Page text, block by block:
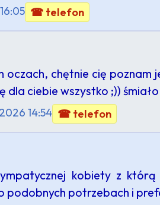
☎ telefon
chętnie cię poznam
ciebie wszystko ;))
14:54 ☎ telefon
kobiety z którą
podobnych potrzebach i